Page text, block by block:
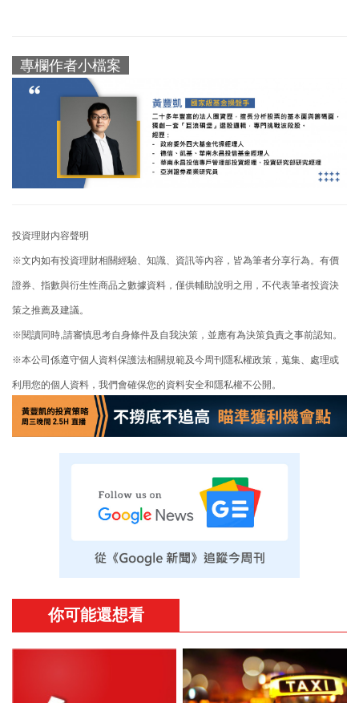
專欄作者小檔案
投資理財内容聲明
※文内如有投資理財相關經驗、知識、資訊等內容，皆為筆者分享行為。有價
證券、指數與衍生性商品之數據資料，僅供輔助說明之用，不代表筆者投資決
策之推薦及建議。
※閱讀同時,請審慎思考自身條件及自我決策，並應有為決策負責之事前認知。
※本公司係遵守個人資料保護法相關規範及今周刊隱私權政策，蒐集、處理或
利用您的個人資料，我們會確保您的資料安全和隱私權不公開。